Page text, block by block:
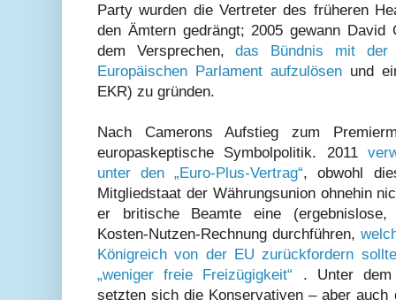
Party wurden die Vertreter des früheren
den Ämtern gedrängt; 2005 gewann
dem Versprechen,das Bündnis mit der
Europäischen Parlament aufzulösen und
EKR) zu gründen.
Nach Camerons Aufstieg zum
europaskeptische Symbolpolitik. 2011
unter den „Euro-Plus-Vertrag“, obwohl
Mitgliedstaat der Währungsunion ohnehin
er britische Beamte eine (ergebnislose,
Kosten-Nutzen-Rechnung durchführen,
Königreich von der EU zurückfordern sollte
„weniger freie Freizügigkeit“ . Unter dem
setzten sich die Konservativen – aber auch